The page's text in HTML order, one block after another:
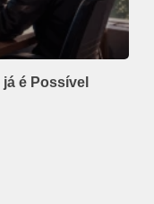
é Possível